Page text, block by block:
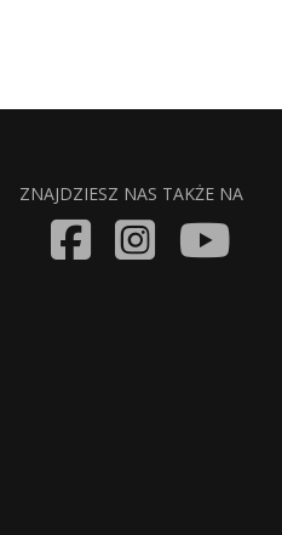
ZNAJDZIESZ NAS TAKŻE NA